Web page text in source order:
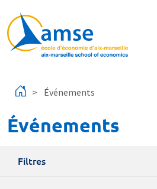
Événements
Événements
Filtres